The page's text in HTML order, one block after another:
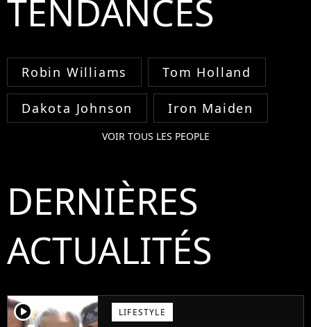
TENDANCES
Robin Williams Tom Holland
Dakota Johnson Iron Maiden
VOIR TOUS LES PEOPLE
DERNIÈRES
ACTUALITÉS
player2 LIFESTYLE